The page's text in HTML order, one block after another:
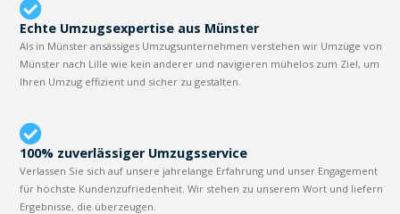
Echte Umzugsexpertise aus Münster
Als in Münster ansässiges Umzugsunternehmen verstehen wir Umzüge von
Münster nach Lille wie kein anderer und navigieren mühelos zum Ziel, um
Ihren Umzug effizient und sicher zu gestalten.
100% zuverlässiger Umzugsservice
Verlassen Sie sich auf unsere jahrelange Erfahrung und unser Engagement
für höchste Kundenzufriedenheit. Wir stehen zu unserem Wort und liefern
Ergebnisse, die überzeugen.